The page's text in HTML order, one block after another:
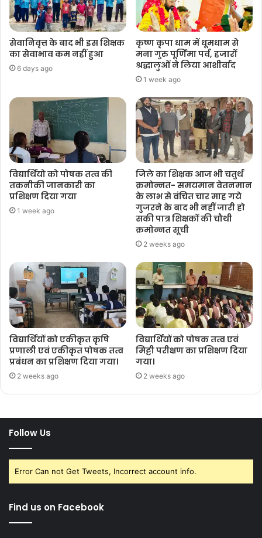
सेवानिवृत्त के बाद भी इस शिक्षक
का सेवाभाव कम नहीं हुआ
6 days ago
कृष्ण कृपा धाम में धूमधाम से
मना गुरु पूर्णिमा पर्व, हजारों
श्रद्धालुओं ने लिया आशीर्वाद
1 week ago
विद्यार्थियो को पोषक तत्व की
तकनीकी जानकारी का
प्रशिक्षण दिया गया
1 week ago
जिले का शिक्षक आज भी चतुर्थ
क्रमोन्नत- समयमान वेतनमान
के लाभ से वंचित चार माह गये
गुजरने के बाद भी नहीं जारी हो
सकी पात्र शिक्षकों की चौथी
क्रमोन्नत सूची
2 weeks ago
विद्यार्थियों को एकीकृत कृषि
प्रणाली एवं एकीकृत पोषक तत्व
प्रबंधन का प्रशिक्षण दिया गया।
2 weeks ago
विद्यार्थियों को पोषक तत्व एवं
मिट्टी परीक्षण का प्रशिक्षण दिया
गया।
2 weeks ago
Follow Us
Error Can not Get Tweets, Incorrect account info.
Find us on Facebook